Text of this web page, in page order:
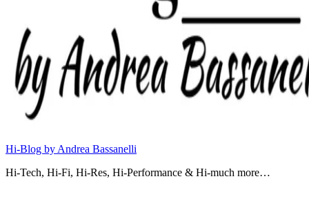
Hi-Blog by Andrea Bassanelli
Hi-Tech, Hi-Fi, Hi-Res, Hi-Performance & Hi-much more…